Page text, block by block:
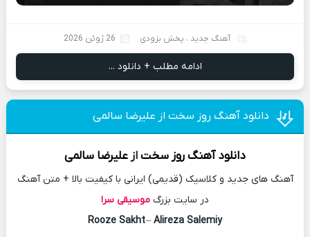
آهنگ جدید ، پخش بزودی 26 ژوئن 2026
ادامه مطلب + دانلود ...
دانلود آهنگ روز سخت از علیرضا سالمی
دانلود آهنگروز سختازعلیرضا سالمی
آهنگ های جدید و کلاسیک (قدیمی) ایرانی با کیفیت بالا + متن آهنگ
در سایت بزرگ موسیقی سرا
Rooze Sakht– Alireza Salemiy